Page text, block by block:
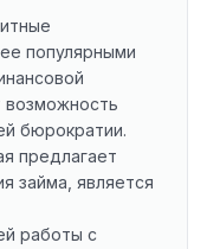
популярными
бюрократии.
предлагает
займа, является
работы с